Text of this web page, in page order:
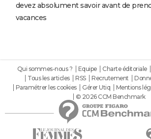
devez absolument savoir avant de
vacances
Qui sommes-nous ? Equipe Charte éditoriale
Tous les articles
RSS Recrutement
Paramétrer les cookies
Gérer Utiq Mentions
© 2026 CCM Benchmark